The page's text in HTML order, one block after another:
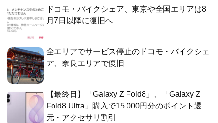
ドコモ・バイクシェア、東京や全国エリアは8
月7日以降に復旧へ
全エリアでサービス停止のドコモ・バイクシェ
ア、奈良エリアで復旧
【最終日】「Galaxy Z Fold8」、「Galaxy Z
Fold8 Ultra」購入で15,000円分のポイント還
元・アクセサリ割引